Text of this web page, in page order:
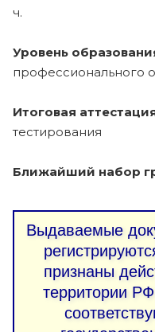
ч.
Уровень
профессионального
Итоговая
тестирования
Ближайший набор
Выдаваемые
признаны
территории